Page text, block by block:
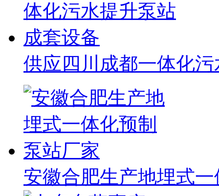
供应四川成都一体化
安徽合肥生产地埋式